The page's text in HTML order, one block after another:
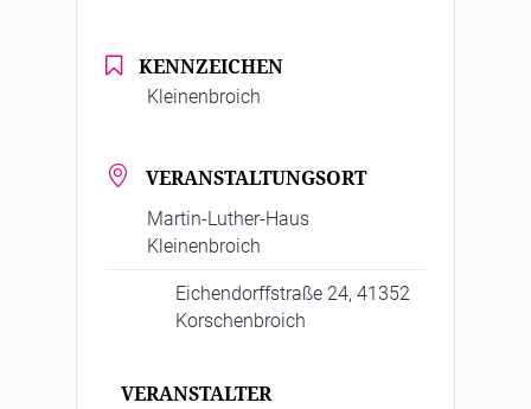
KENNZEICHEN
Kleinenbroich
VERANSTALTUNGSORT
Martin-Luther-Haus
Kleinenbroich
Eichendorffstraße 24, 41352
Korschenbroich
VERANSTALTER